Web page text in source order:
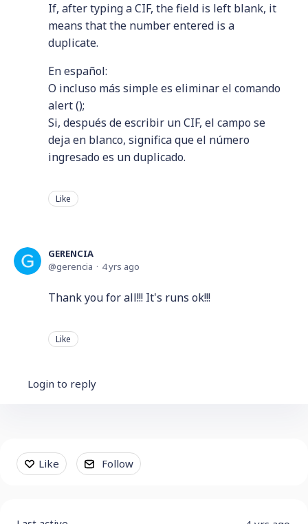
If, after typing a CIF, the field is left blank, it
means that the number entered is a
duplicate.
En español:
O incluso más simple es eliminar el comando
alert ();
Si, después de escribir un CIF, el campo se
deja en blanco, significa que el número
ingresado es un duplicado.
Like
GERENCIA
gerencia
4 yrs ago
Thank you for all!!! It's runs ok!!!
Like
Login to reply
Content aside
Like Follow